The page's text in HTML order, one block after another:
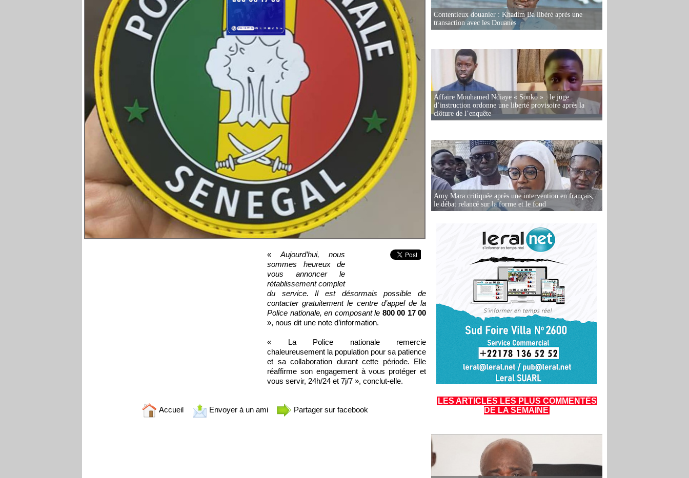
« Aujourd’hui, nous
sommes heureux de
vous annoncer le
rétablissement complet
du service. Il est désormais possible de
contacter gratuitement le centre d’appel de la
Police nationale, en composant le 800 00 17 00
», nous dit une note d’information.
« La Police nationale remercie
chaleureusement la population pour sa patience
et sa collaboration durant cette période. Elle
réaffirme son engagement à vous protéger et
vous servir, 24h/24 et 7j/7 », conclut-elle.
Accueil Envoyer à un ami Partager sur facebook
Contentieux douanier : Khadim Ba libéré après une
transaction avec les Douanes
Affaire Mouhamed Ndiaye « Sonko » : le juge
d’instruction ordonne une liberté provisoire après la
clôture de l’enquête
Amy Mara critiquée après une intervention en français,
le débat relancé sur la forme et le fond
LES ARTICLES LES PLUS COMMENTÉS
DE LA SEMAINE